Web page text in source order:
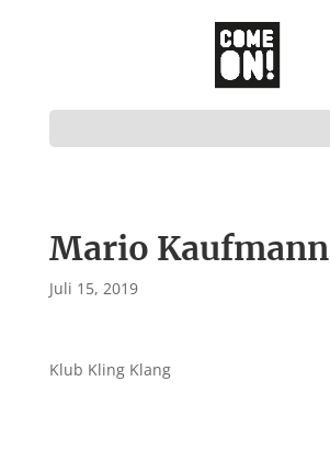
Mario Kaufmann
Juli 15, 2019
Klub Kling Klang